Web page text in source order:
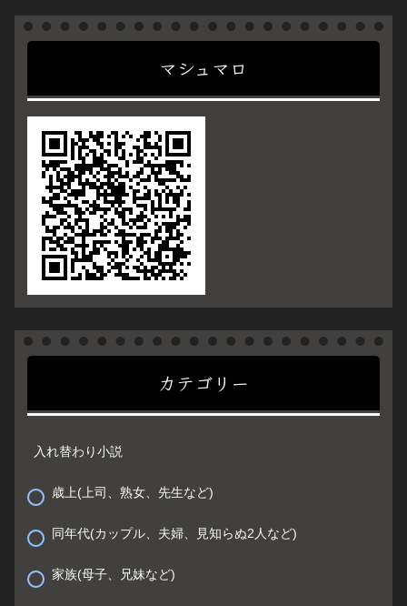
マシュマロ
カテゴリー
入れ替わり小説
歳上(上司、熟女、先生など)
同年代(カップル、夫婦、見知らぬ2人など)
家族(母子、兄妹など)